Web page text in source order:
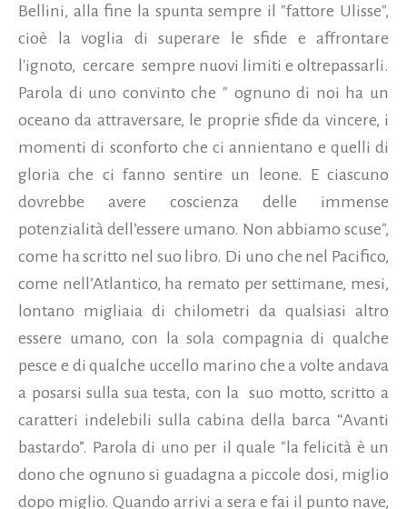
Bellini, alla fine la spunta sempre il "fattore Ulisse",
cioè la voglia di superare le sfide e affrontare
l'ignoto, cercare sempre nuovi limiti e oltrepassarli.
Parola di uno convinto che " ognuno di noi ha un
oceano da attraversare, le proprie sfide da vincere, i
momenti di sconforto che ci annientano e quelli di
gloria che ci fanno sentire un leone. E ciascuno
dovrebbe avere coscienza delle immense
potenzialità dell’essere umano. Non abbiamo scuse",
come ha scritto nel suo libro. Di uno che nel Pacifico,
come nell’Atlantico, ha remato per settimane, mesi,
lontano migliaia di chilometri da qualsiasi altro
essere umano, con la sola compagnia di qualche
pesce e di qualche uccello marino che a volte andava
a posarsi sulla sua testa, con la suo motto, scritto a
caratteri indelebili sulla cabina della barca “Avanti
bastardo”. Parola di uno per il quale "la felicità è un
dono che ognuno si guadagna a piccole dosi, miglio
dopo miglio. Quando arrivi a sera e fai il punto nave,